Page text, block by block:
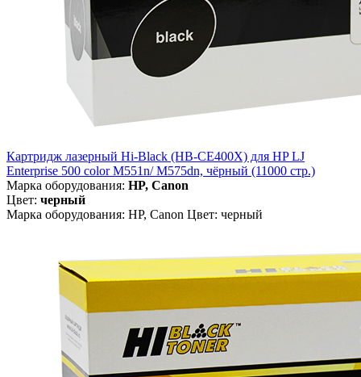
Картридж лазерный Hi-Black (HB-CE400X) для HP LJ
Enterprise 500 color M551n/ M575dn, чёрный (11000 стр.)
Марка оборудования: HP, Canon
Цвет: черный
Марка оборудования: HP, Canon Цвет: черный